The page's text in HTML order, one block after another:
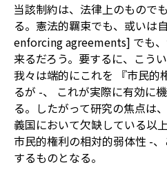
当該制約は、法律上のもので
る。憲法的羈束でも、或いは
enforcing agreements] でも
来るだろう。要するに、こう
我々は端的にこれを 『市民的
るが -、 これが実際に有効に
る。したがって研究の焦点は
義国において欠缺している以
市民的権利の相対的弱体性 -
するものとなる。